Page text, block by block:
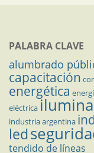
PALABRA CLAVE
alumbrado
capacitación
energética
eléctrica
industria argentina
led
tendido de líneas